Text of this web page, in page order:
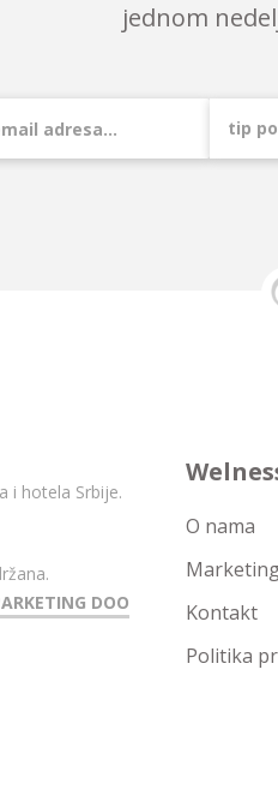
jednom
i hotela Srbije.
DOO
O nama
Kontakt
Politika